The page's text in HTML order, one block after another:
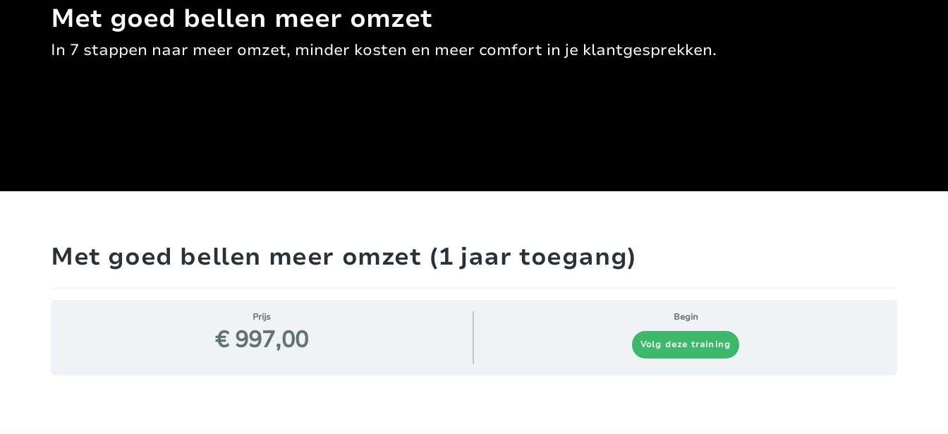
Met goed bellen meer omzet
In 7 stappen naar meer omzet, minder kosten en meer comfort in je klantgesprekken.
Met goed bellen meer omzet (1 jaar toegang)
Prijs
€ 997,00
Begin
Volg deze training